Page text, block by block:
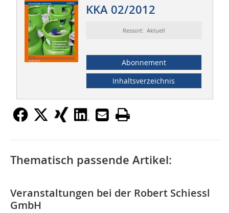
KKA 02/2012
Ressort: Aktuell
Abonnement
Inhaltsverzeichnis
Thematisch passende Artikel:
Veranstaltungen bei der Robert Schiessl
GmbH